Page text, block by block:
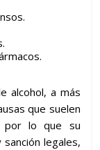
alcohol, a más
que suelen
por lo que su
legales,